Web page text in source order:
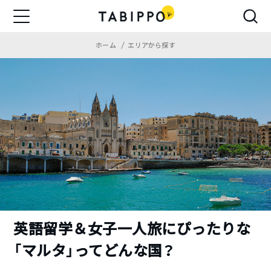
ホーム エリアから探す
英語留学＆女子一人旅にぴったりな
「マルタ」ってどんな国？